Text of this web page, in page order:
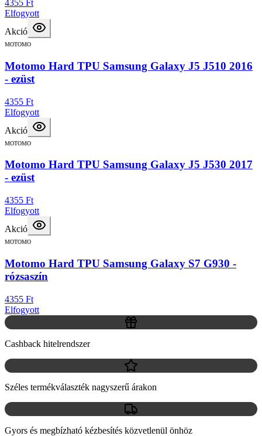
4355 Ft
Elfogyott
Akció
MOTOMO
Motomo Hard TPU Samsung Galaxy J5 J510 2016
- ezüst
4355 Ft
Elfogyott
Akció
MOTOMO
Motomo Hard TPU Samsung Galaxy J5 J530 2017
- ezüst
4355 Ft
Elfogyott
Akció
MOTOMO
Motomo Hard TPU Samsung Galaxy S7 G930 -
rózsaszín
4355 Ft
Elfogyott
Cashback hitelrendszer
Széles termékválaszték nagyszerű árakon
Gyors és megbízható kézbesítés közvetlenül önhöz